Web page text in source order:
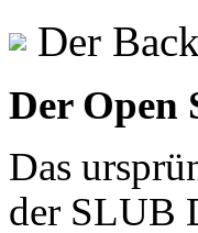
Der
Der Open
Das
der SLUB